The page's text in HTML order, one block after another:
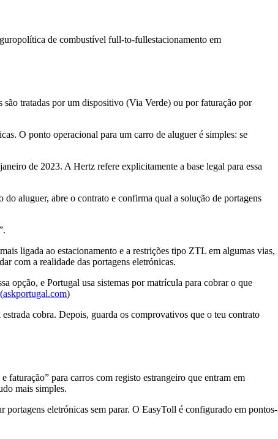
política de combustível full-to-fullestacionamento em
são tratadas por um dispositivo (Via Verde) ou por faturação por
O ponto operacional para um carro de aluguer é simples: se
de 2023. A Hertz refere explicitamente a base legal para essa
aluguer, abre o contrato e confirma qual a solução de portagens
ligada ao estacionamento e a restrições tipo ZTL em algumas vias,
com a realidade das portagens eletrónicas.
opção, e Portugal usa sistemas por matrícula para cobrar o que
(askportugal.com)
cobra. Depois, guarda os comprovativos que o teu contrato
para carros com registo estrangeiro que entram em
mais simples.
eletrónicas sem parar. O EasyToll é configurado em pontos-